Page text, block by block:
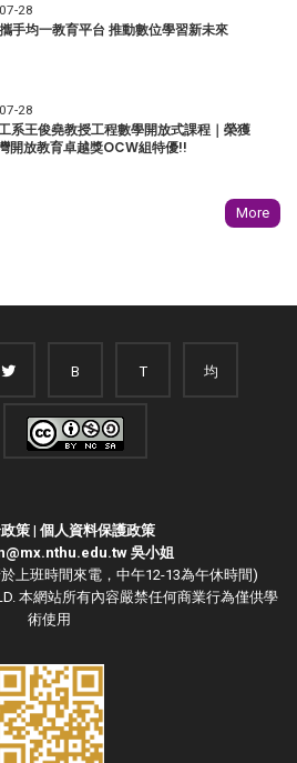
28
手均一教育平台 推動數位學習新未來
28
系王俊堯教授工程數學開放式課程｜榮獲
開放教育卓越獎OCW組特優!!
More
B T 均
策| 個人資料保護政策
吳小姐
上班時間來電，中午12-13為午休時間)
本網站所有內容嚴禁任何商業行為僅供學
術使用